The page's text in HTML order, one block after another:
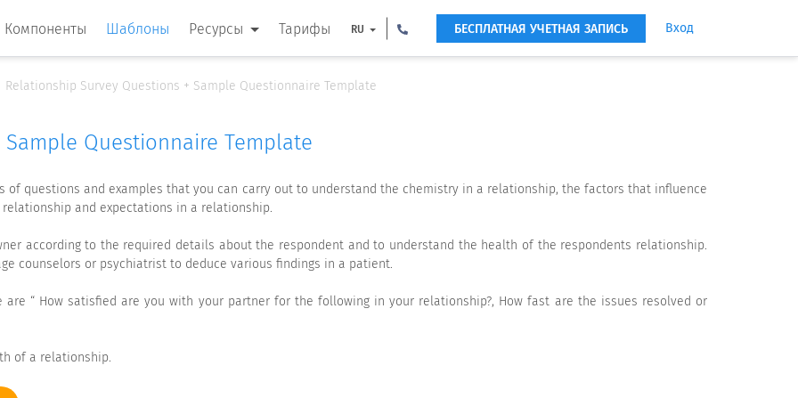
Компоненты Шаблоны Ресурсы Тарифы RU БЕСПЛАТНАЯ УЧЕТНАЯ ЗАПИСЬ Вход
Relationship Survey Questions + Sample Questionnaire Template
Questionnaire Template
of questions and examples that you can carry out to understand the chemistry in a relationship, the factors that influence
and expectations in a relationship.
according to the required details about the respondent and to understand the health of the respondents relationship.
counselors or psychiatrist to deduce various findings in a patient.
“ How satisfied are you with your partner for the following in your relationship?, How fast are the issues resolved or
of a relationship.